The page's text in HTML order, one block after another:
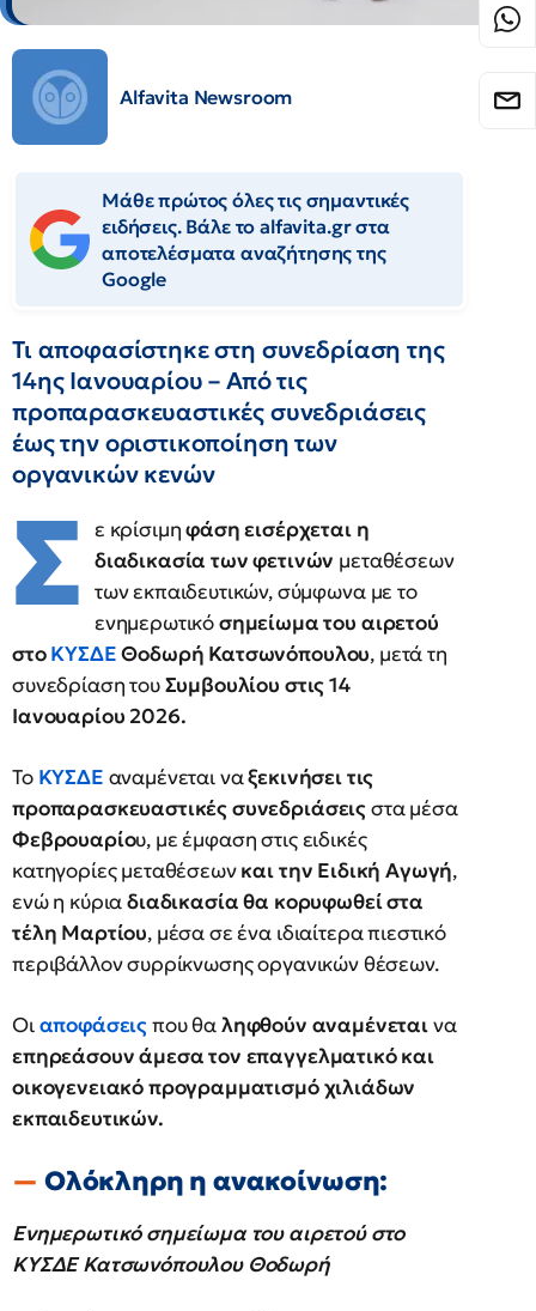
Alfavita Newsroom
Μάθε πρώτος όλες τις σημαντικές
ειδήσεις. Βάλε το alfavita.gr στα
αποτελέσματα αναζήτησης της
Google
Τι αποφασίστηκε στη συνεδρίαση της
14ης Ιανουαρίου – Από τις
προπαρασκευαστικές συνεδριάσεις
έως την οριστικοποίηση των
οργανικών κενών
Σ ε κρίσιμηφάση εισέρχεται η
διαδικασία των φετινών μεταθέσεων
των εκπαιδευτικών, σύμφωνα με το
ενημερωτικόσημείωμα του αιρετού
στοΚΥΣΔΕΘοδωρή Κατσωνόπουλου, μετά τη
συνεδρίαση τουΣυμβουλίου στις 14
Ιανουαρίου 2026.
ΤοΚΥΣΔΕ αναμένεται ναξεκινήσει τις
προπαρασκευαστικές συνεδριάσειςστα μέσα
Φεβρουαρίου, με έμφαση στις ειδικές
κατηγορίες μεταθέσεωνκαι την Ειδική Αγωγή,
ενώ η κύριαδιαδικασία θα κορυφωθεί στα
τέλη Μαρτίου, μέσα σε ένα ιδιαίτερα πιεστικό
περιβάλλον συρρίκνωσης οργανικών θέσεων.
Οιαποφάσειςπου θαληφθούν αναμένεταινα
επηρεάσουν άμεσα τον επαγγελματικό και
οικογενειακό προγραμματισμό χιλιάδων
εκπαιδευτικών.
Ολόκληρη η ανακοίνωση:
Ενημερωτικό σημείωμα του αιρετού στο
ΚΥΣΔΕ Κατσωνόπουλου Θοδωρή